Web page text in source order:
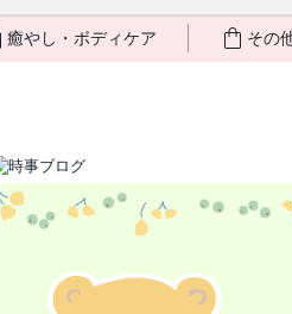
癒やし・ボディケア その